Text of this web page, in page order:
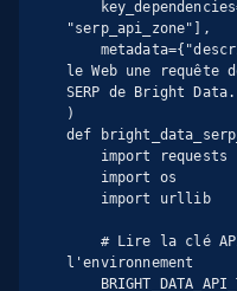
"serp_api_zone"],
le Web une
SERP de Bright
)
def
l'environnement